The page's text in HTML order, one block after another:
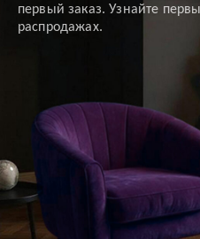
первый заказ. Узнайте
распродажах.